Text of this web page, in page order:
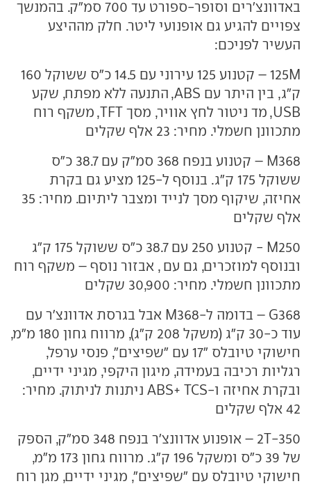
באדוונצ'רים וסופר-ספורט עד 700 סמ"ק. בהמנשך
צפויים להגיע גם אופנועי ליטר. חלק מההיצע
העשיר לפניכם:
125M – קטנוע 125 עירוני עם 14.5 כ"ס ששוקל 160
ק"ג, בין היתר עם ABS, התנעה ללא מפתח, שקע
USB, מד ניטור לחץ אוויר, מסך TFT, משקף רוח
מתכוונן חשמלי. מחיר: 23 אלף שקלים
M368 – קטנוע בנפח 368 סמ"ק עם 38.7 כ"ס
ששוקל 175 ק"ג. בנוסף ל-125 מציע גם בקרת
אחיזה, שיקוף מסך לנייד ומצבר ליתיום. מחיר: 35
אלף שקלים
M250 - קטנוע 250 עם 38.7 כ"ס ששוקל 175 ק"ג
ובנוסף למוזכרים, גם עם , אבזור נוסף – משקף רוח
מתכוונן חשמלי. מחיר: 30,900 שקלים
G368 – בדומה ל-M368 אבל בגרסת אדוונצ'ר עם
עוד כ-30 ק"ג (משקל 208 ק"ג), מרווח גחון 180 מ"מ,
חישוקי טיובלס "17 עם "שפיצים", פנסי ערפל,
רגליות רכיבה בעמידה, מיגון היקפי, מגיני ידיים,
ובקרת אחיזה ו-ABS+ TCS ניתנות לניתוק. מחיר:
42 אלף שקלים
2T-350 – אופנוע אדוונצ'ר בנפח 348 סמ"ק, הספק
של 39 כ"ס ומשקל 196 ק"ג. מרווח גחון 173 מ"מ,
חישוקי טיובלס עם "שפיצים", מגיני ידיים, מגן רוח